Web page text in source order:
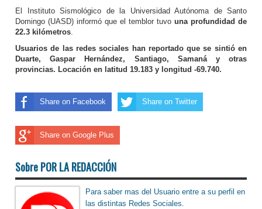
El Instituto Sismológico de la Universidad Autónoma de Santo
Domingo (UASD) informó que el temblor tuvo una profundidad de
22.3 kilómetros.
Usuarios de las redes sociales han reportado que se sintió en
Duarte, Gaspar Hernández, Santiago, Samaná y otras
provincias. Locación en latitud 19.183 y longitud -69.740.
Share on Facebook Share on Twitter
Share on Google Plus
Sobre POR LA REDACCIÓN
Para saber mas del Usuario entre a su perfil en
las distintas Redes Sociales.